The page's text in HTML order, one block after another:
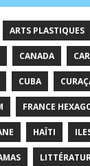
ARTS PLASTIQUES
CANADA
CUBA
FRANCE
HAÏTI